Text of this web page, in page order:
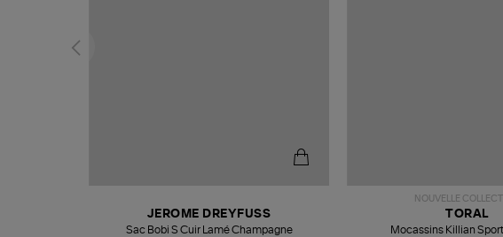
JEROME DREYFUSS
Sac Bobi S Cuir Lamé Champagne
NOUVELLE
TORAL
Mocassins Killian